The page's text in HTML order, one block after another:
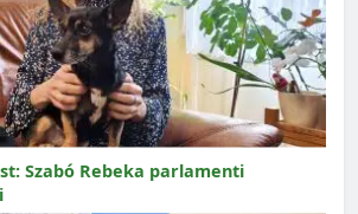
Szabó Rebeka parlamenti